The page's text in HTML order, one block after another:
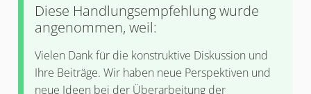
Diese Handlungsempfehlung wurde
angenommen, weil:
Vielen Dank für die konstruktive Diskussion und
Ihre Beiträge. Wir haben neue Perspektiven und
neue Ideen bei der Überarbeitung der